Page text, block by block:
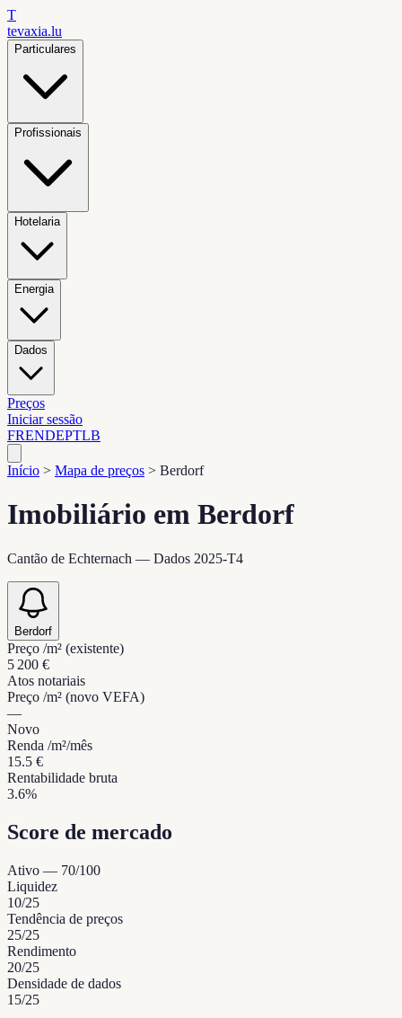
T
tevaxia.lu
Particulares
Profissionais
Hotelaria
Energia
Dados
Preços
Iniciar sessão
FRENDEPTLB
Início > Mapa de preços > Berdorf
Imobiliário em Berdorf
Cantão de Echternach — Dados 2025-T4
Berdorf
Preço /m² (existente)
5 200 €
Atos notariais
Preço /m² (novo VEFA)
—
Novo
Renda /m²/mês
15.5 €
Rentabilidade bruta
3.6%
Score de mercado
Ativo — 70/100
Liquidez
10/25
Tendência de preços
25/25
Rendimento
20/25
Densidade de dados
15/25